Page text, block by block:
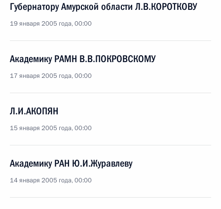
Губернатору Амурской области Л.В.КОРОТКОВУ
19 января 2005 года, 00:00
Академику РАМН В.В.ПОКРОВСКОМУ
17 января 2005 года, 00:00
Л.И.АКОПЯН
15 января 2005 года, 00:00
Академику РАН Ю.И.Журавлеву
14 января 2005 года, 00:00